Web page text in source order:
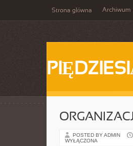
Strona główna Archiwum
POSTED BY ADMIN
WYŁĄCZONA